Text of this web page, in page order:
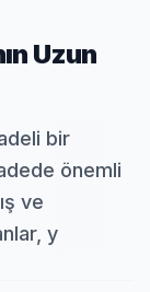
Uzun
bir
önemli
ve
y